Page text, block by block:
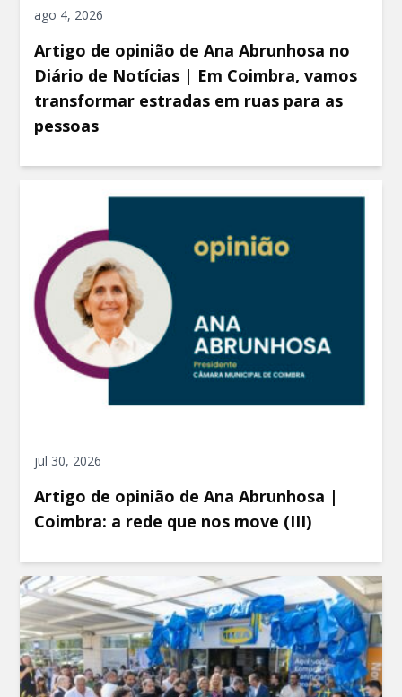
ago 4, 2026
Artigo de opinião de Ana Abrunhosa no
Diário de Notícias | Em Coimbra, vamos
transformar estradas em ruas para as
pessoas
jul 30, 2026
Artigo de opinião de Ana Abrunhosa |
Coimbra: a rede que nos move (III)